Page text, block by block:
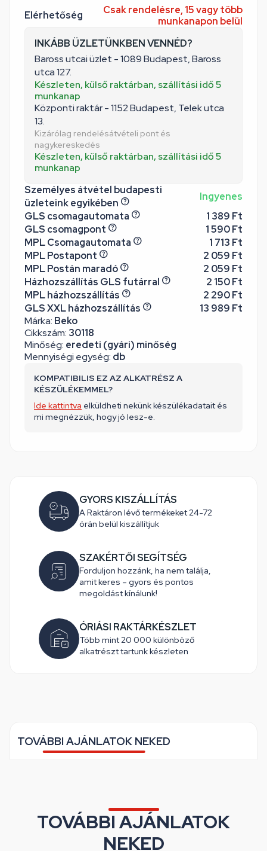
Márka: Beko
Cikkszám: 30118
Minőség: eredeti (gyári) minőség
Mennyiségi egység: db
Elérhetőség
Csak rendelésre, 15 vagy több
munkanapon belül
INKÁBB ÜZLETÜNKBEN VENNÉD?
Baross utcai üzlet - 1089 Budapest, Baross
utca 127.
Készleten, külső raktárban, szállítási idő 5
munkanap
Központi raktár - 1152 Budapest, Telek utca
13.
Kizárólag rendelésátvételi pont és
nagykereskedés
Készleten, külső raktárban, szállítási idő 5
munkanap
Személyes átvétel budapesti
üzleteink egyikében
Ingyenes
GLS csomagautomata
1 389 Ft
GLS csomagpont
1 590 Ft
MPL Csomagautomata
1 713 Ft
MPL Postapont
2 059 Ft
MPL Postán maradó
2 059 Ft
Házhozszállítás GLS futárral
2 150 Ft
MPL házhozszállítás
2 290 Ft
GLS XXL házhozszállítás
13 989 Ft
KOMPATIBILIS EZ AZ ALKATRÉSZ A
KÉSZÜLÉKEMMEL?
Ide kattintva elküldheti nekünk készülékadatait és
mi megnézzük, hogy jó lesz-e.
GYORS KISZÁLLÍTÁS
A Raktáron lévő termékeket 24-72
órán belül kiszállítjuk
SZAKÉRTŐI SEGÍTSÉG
Forduljon hozzánk, ha nem találja,
amit keres – gyors és pontos
megoldást kínálunk!
ÓRIÁSI RAKTÁRKÉSZLET
Több mint 20 000 különböző
alkatrészt tartunk készleten
TOVÁBBI AJÁNLATOK NEKED
TOVÁBBI AJÁNLATOK
NEKED